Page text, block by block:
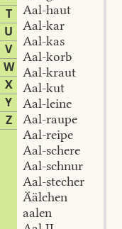
T
U
V
W
X
Y
Z
Aal-haut
Aal-kar
Aal-kas
Aal-korb
Aal-kraut
Aal-kut
Aal-leine
Aal-raupe
Aal-reipe
Aal-schere
Aal-schnur
Aal-stecher
Äälchen
aalen